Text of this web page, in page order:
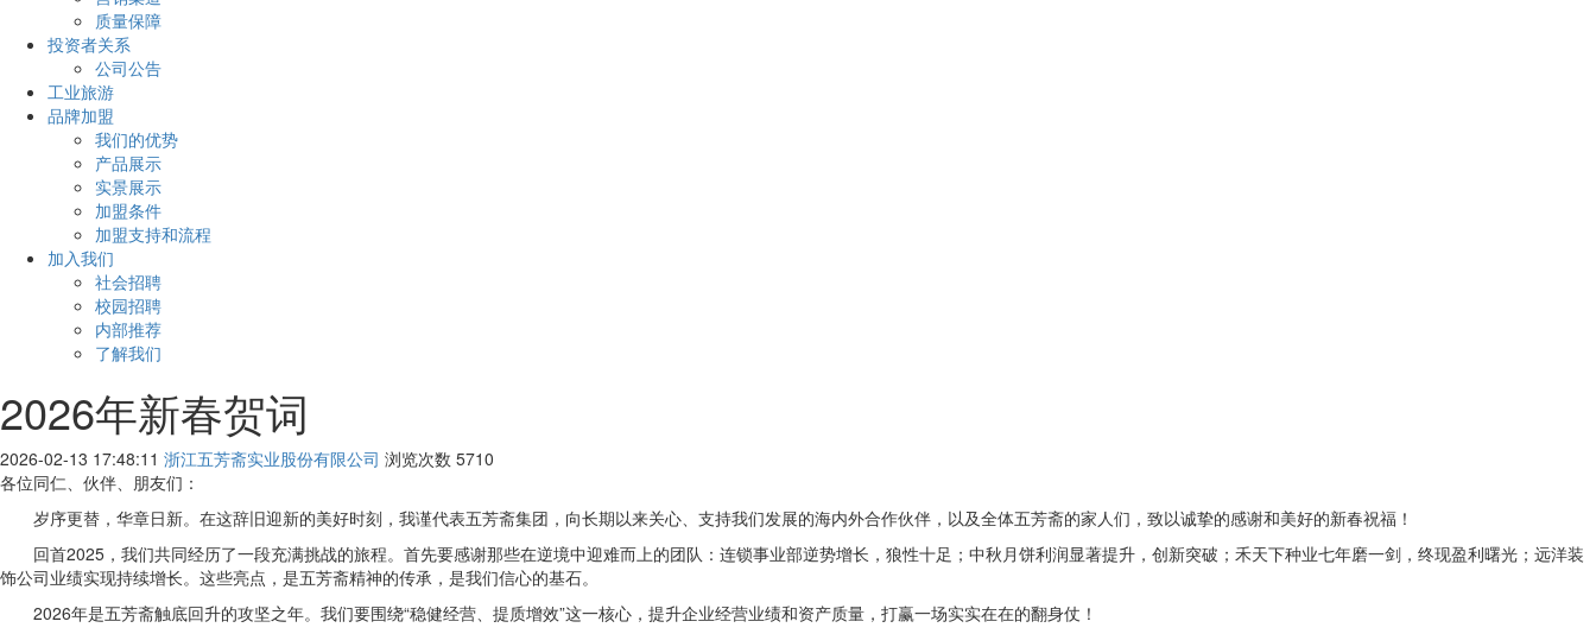
质量保障
投资者关系
公司公告
工业旅游
品牌加盟
我们的优势
产品展示
实景展示
加盟条件
加盟支持和流程
加入我们
社会招聘
校园招聘
内部推荐
了解我们
2026年新春贺词
2026-02-13 17:48:11 浙江五芳斋实业股份有限公司 浏览次数 5710
各位同仁、伙伴、朋友们：
岁序更替，华章日新。在这辞旧迎新的美好时刻，我谨代表五芳斋集团，向长期以来关心、支持我们发展的海内外合作伙伴，以及全体五芳斋的家人们，致以诚挚的感谢和美好的新春祝福！
回首2025，我们共同经历了一段充满挑战的旅程。首先要感谢那些在逆境中迎难而上的团队：连锁事业部逆势增长，狼性十足；中秋月饼利润显著提升，创新突破；禾天下种业七年磨一剑，终现盈利曙光；远洋装
饰公司业绩实现持续增长。这些亮点，是五芳斋精神的传承，是我们信心的基石。
2026年是五芳斋触底回升的攻坚之年。我们要围绕“稳健经营、提质增效”这一核心，提升企业经营业绩和资产质量，打赢一场实实在在的翻身仗！